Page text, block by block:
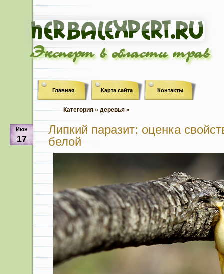
Эксперт в области трав
Главная Карта сайта Контакты
Категория » деревья «
Июн
17
Липкий паразит: оценка
белой